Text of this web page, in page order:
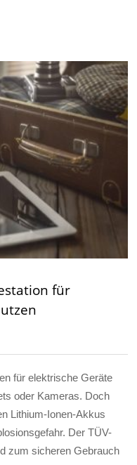
für
für elektrische Geräte
oder Kameras. Doch
Lithium-Ionen-Akkus
Der TÜV-
zum sicheren Gebrauch